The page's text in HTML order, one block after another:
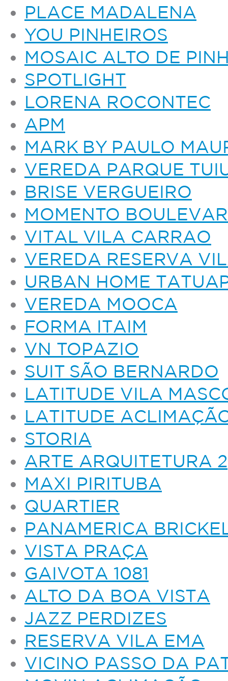
PLACE MADALENA
YOU PINHEIROS
MOSAIC ALTO DE
SPOTLIGHT
LORENA ROCONTEC
APM
MARK BY PAULO
VEREDA PARQUE
BRISE VERGUEIRO
MOMENTO
VITAL VILA CARRAO
VEREDA RESERVA
URBAN HOME
VEREDA MOOCA
FORMA ITAIM
VN TOPAZIO
SUIT SÃO BERNARDO
LATITUDE VILA
LATITUDE
STORIA
ARTE ARQUITETURA 2
MAXI PIRITUBA
QUARTIER
PANAMERICA
VISTA PRAÇA
GAIVOTA 1081
ALTO DA BOA VISTA
JAZZ PERDIZES
RESERVA VILA EMA
VICINO PASSO DA